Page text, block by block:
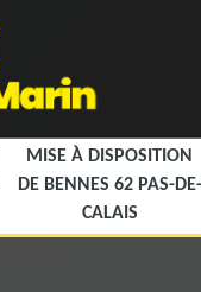
MISE À DISPOSITION
DE BENNES 62 PAS-DE-
CALAIS